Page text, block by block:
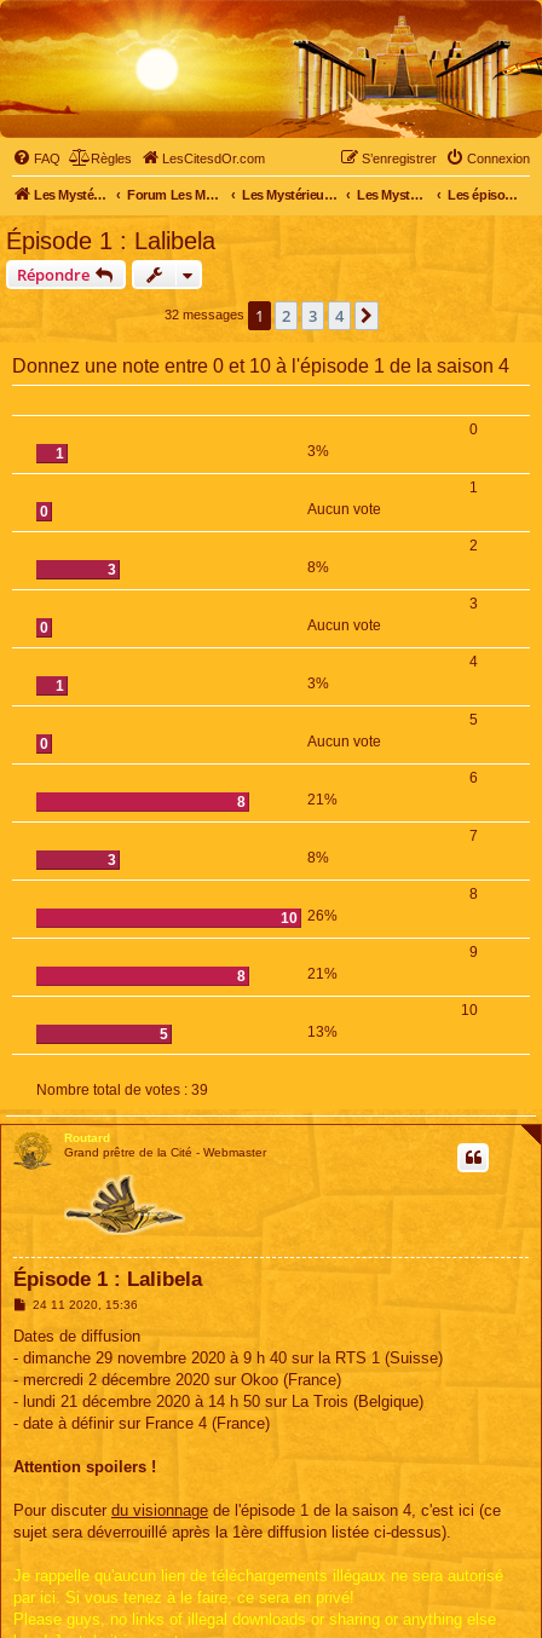
FAQ Règles LesCitesdOr.com Connexion
S’enregistrer
Les Mystérieuses Cités d'Or - LesCitesdOr.com Forum Les Mystérieuses Cités d'Or Les Mystérieuses Cités d'Or Les Mystérieuses Cités d'Or : saison 4 (2020) Les épisodes de la saison 4
Épisode 1 : Lalibela
Répondre
32 messages 1 2 3 4
Donnez une note entre 0 et 10 à l'épisode 1 de la saison 4
0
1
3%
1
0
Aucun vote
2
3
8%
3
0
Aucun vote
4
1
3%
5
0
Aucun vote
6
8
21%
7
3
8%
8
10 26%
9
8
21%
10
5
13%
Nombre total de votes : 39
Routard
Grand prêtre de la Cité - Webmaster
Épisode 1 : Lalibela
M
s
a
g
24 11 2020, 15:36
Dates de diffusion
- dimanche 29 novembre 2020 à 9 h 40 sur la RTS 1 (Suisse)
- mercredi 2 décembre 2020 sur Okoo (France)
- lundi 21 décembre 2020 à 14 h 50 sur La Trois (Belgique)
- date à définir sur France 4 (France)
Attention spoilers !
Pour discuter du visionnage de l'épisode 1 de la saison 4, c'est ici (ce
sujet sera déverrouillé après la 1ère diffusion listée ci-dessus).
Je rappelle qu'aucun lien de téléchargements illégaux ne sera autorisé
par ici. Si vous tenez à le faire, ce sera en privé!
Please guys, no links of illegal downloads or sharing or anything else